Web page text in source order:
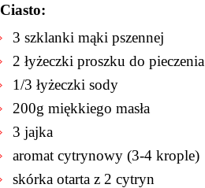
Ciasto:
3 szklanki mąki pszennej
2 łyżeczki proszku do pieczenia
1/3 łyżeczki sody
200g miękkiego masła
3 jajka
aromat cytrynowy (3-4 krople)
skórka otarta z 2 cytryn